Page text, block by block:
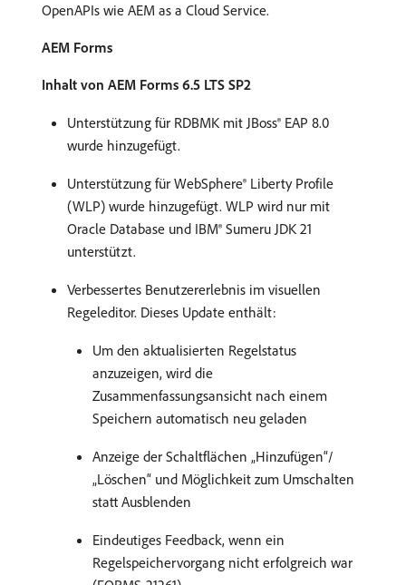
OpenAPIs wie AEM as a Cloud Service.
AEM Forms
Inhalt von AEM Forms 6.5 LTS SP2
Unterstützung für RDBMK mit JBoss® EAP 8.0
wurde hinzugefügt.
Unterstützung für WebSphere® Liberty Profile
(WLP) wurde hinzugefügt. WLP wird nur mit
Oracle Database und IBM® Sumeru JDK 21
unterstützt.
Verbessertes Benutzererlebnis im visuellen
Regeleditor. Dieses Update enthält:
Um den aktualisierten Regelstatus
anzuzeigen, wird die
Zusammenfassungsansicht nach einem
Speichern automatisch neu geladen
Anzeige der Schaltflächen „Hinzufügen“/
„Löschen“ und Möglichkeit zum Umschalten
statt Ausblenden
Eindeutiges Feedback, wenn ein
Regelspeichervorgang nicht erfolgreich war